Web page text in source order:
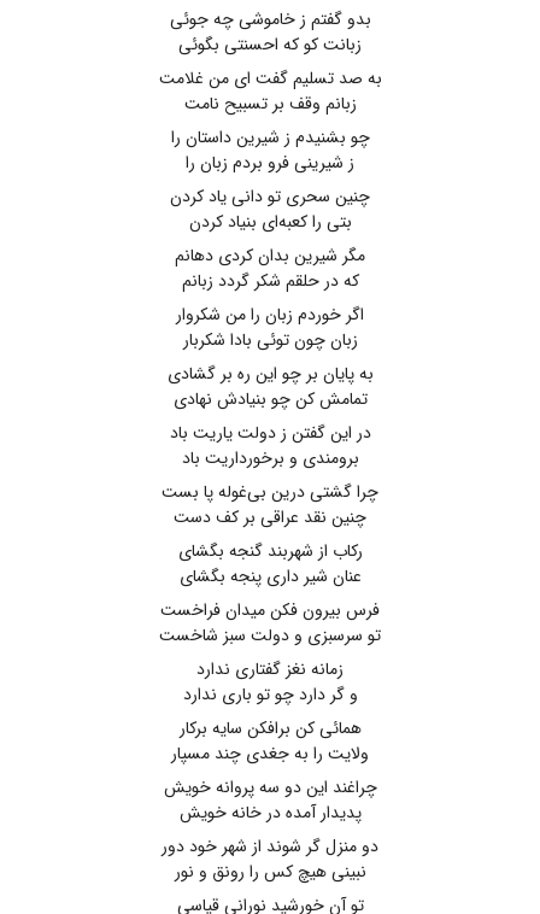
بدو گفتم ز خاموشی چه جوئی
زبانت کو که احسنتی بگوئی
به صد تسلیم گفت ای من غلامت
زبانم وقف بر تسبیح نامت
چو بشنیدم ز شیرین داستان را
ز شیرینی فرو بردم زبان را
چنین سحری تو دانی یاد کردن
بتی را کعبه‌ای بنیاد کردن
مگر شیرین بدان کردی دهانم
که در حلقم شکر گردد زبانم
اگر خوردم زبان را من شکروار
زبان چون توئی بادا شکربار
به پایان بر چو این ره بر گشادی
تمامش کن چو بنیادش نهادی
در این گفتن ز دولت یاریت باد
برومندی و برخورداریت باد
چرا گشتی درین بی‌غوله پا بست
چنین نقد عراقی بر کف دست
رکاب از شهربند گنجه بگشای
عنان شیر داری پنجه بگشای
فرس بیرون فکن میدان فراخست
تو سرسبزی و دولت سبز شاخست
زمانه نغز گفتاری ندارد
و گر دارد چو تو باری ندارد
همائی کن برافکن سایه برکار
ولایت را به جغدی چند مسپار
چراغند این دو سه پروانه خویش
پدیدار آمده در خانه خویش
دو منزل گر شوند از شهر خود دور
نبینی هیچ کس را رونق و نور
تو آن خورشید نورانی قیاسی